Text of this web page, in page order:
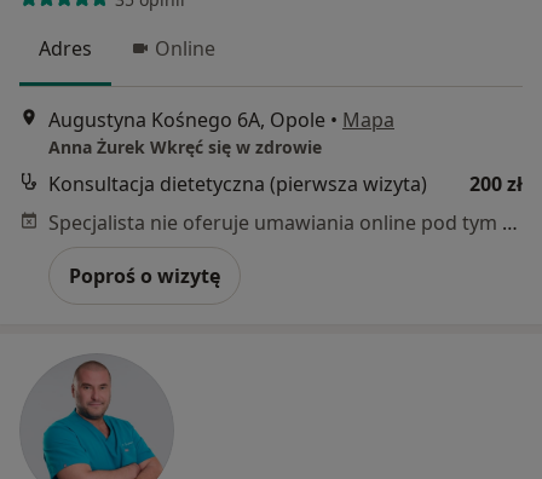
Adres Online
Augustyna Kośnego 6A, Opole • Mapa
Anna Żurek Wkręć się w zdrowie
Konsultacja dietetyczna (pierwsza wizyta)
200 zł
Specjalista nie oferuje umawiania online pod tym adresem.
Poproś o wizytę